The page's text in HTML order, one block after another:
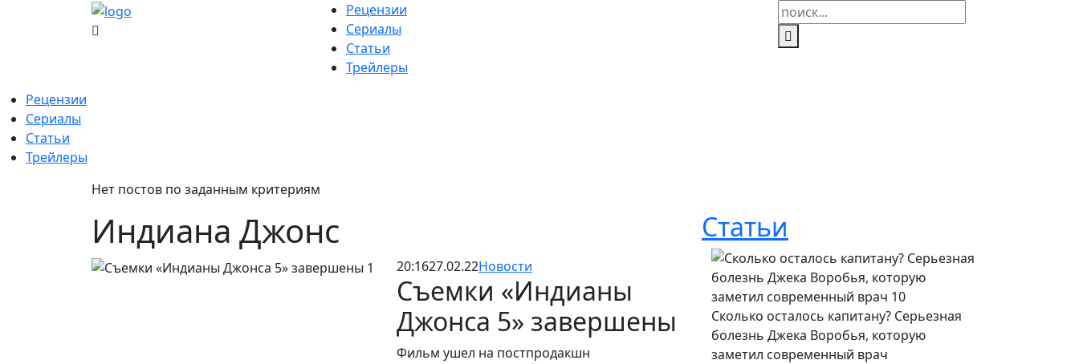
Рецензии
Сериалы
Статьи
Трейлеры
Найти:
Рецензии
Сериалы
Статьи
Трейлеры
Нет постов по заданным критериям
Индиана Джонс
20:1627.02.22Новости
Съемки «Индианы
Джонса 5» завершены
Фильм ушел на постпродакшн
Статьи
Сколько осталось капитану? Серьезная
болезнь Джека Воробья, которую
заметил современный врач